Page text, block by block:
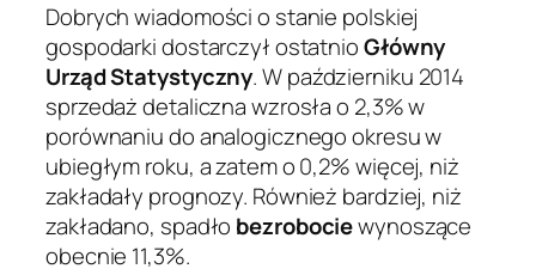
Dobrych wiadomości o stanie polskiej
gospodarki dostarczył ostatnioGłówny
Urząd Statystyczny. W październiku 2014
sprzedaż detaliczna wzrosła o 2,3% w
porównaniu do analogicznego okresu w
ubiegłym roku, a zatem o 0,2% więcej, niż
zakładały prognozy. Również bardziej, niż
zakładano, spadło bezrobociewynoszące
obecnie 11,3%.